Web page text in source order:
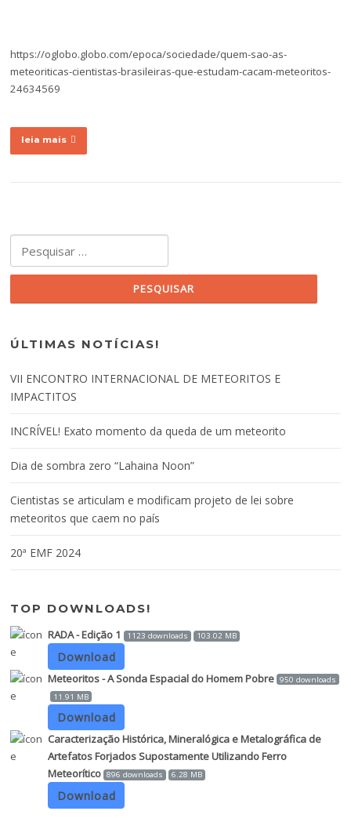
https://oglobo.globo.com/epoca/sociedade/quem-sao-as-
meteoriticas-cientistas-brasileiras-que-estudam-cacam-meteoritos-
24634569
leia mais
ÚLTIMAS NOTÍCIAS!
VII ENCONTRO INTERNACIONAL DE METEORITOS E
IMPACTITOS
INCRÍVEL! Exato momento da queda de um meteorito
Dia de sombra zero “Lahaina Noon”
Cientistas se articulam e modificam projeto de lei sobre
meteoritos que caem no país
20ª EMF 2024
TOP DOWNLOADS!
RADA - Edição 1 1123 downloads 103.02 MB
Download
Meteoritos - A Sonda Espacial do Homem Pobre 950 downloads
11.91 MB
Download
Caracterização Histórica, Mineralógica e Metalográfica de
Artefatos Forjados Supostamente Utilizando Ferro
Meteorítico 896 downloads 6.28 MB
Download